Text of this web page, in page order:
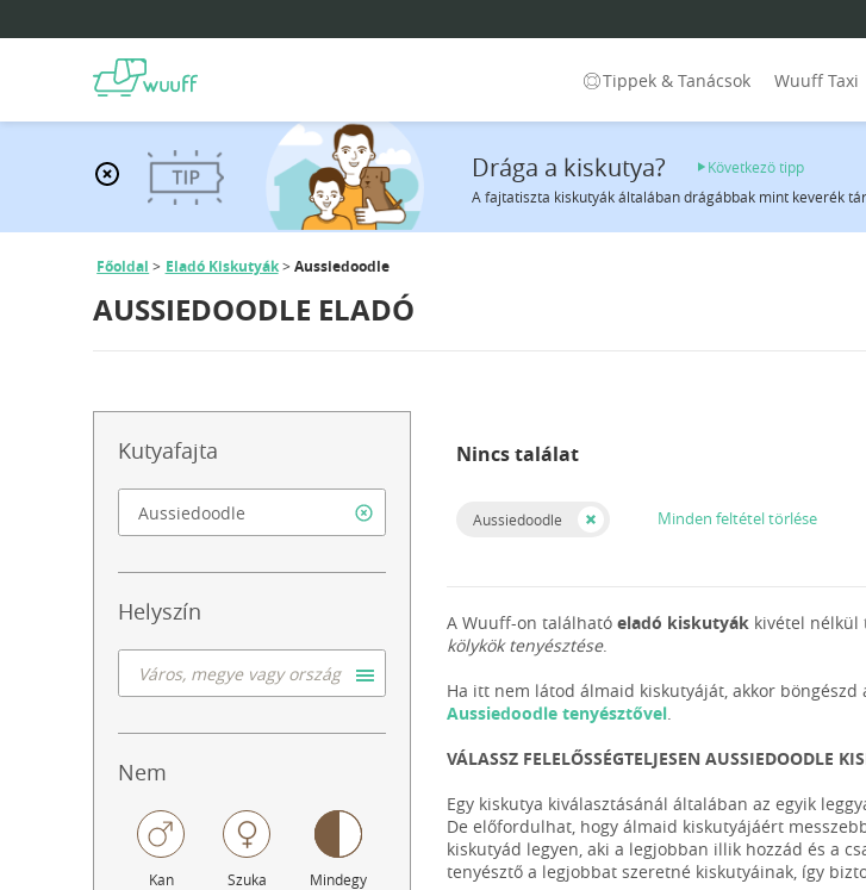
Tippek & Tanácsok Wuuff Taxi
Drága a kiskutya?
Következö tipp
A fajtatiszta kiskutyák általában drágábbak mint keverék
Főoldal Eladó Kiskutyák Aussiedoodle
AUSSIEDOODLE ELADÓ
Kutyafajta
Helyszín
Nem
Kan Szuka Mindegy
Nincs találat
Aussiedoodle Minden feltétel törlése
A Wuuff-on található eladó kiskutyák kivétel nélkül
kölykök tenyésztése.
Ha itt nem látod álmaid kiskutyáját, akkor böngészd
Aussiedoodle tenyésztővel.
VÁLASSZ FELELŐSSÉGTELJESEN AUSSIEDOODLE
Egy kiskutya kiválasztásánál általában az egyik
De előfordulhat, hogy álmaid kiskutyájáért
kiskutyád legyen, aki a legjobban illik hozzád és a
tenyésztő a legjobbat szeretné kiskutyáinak, így